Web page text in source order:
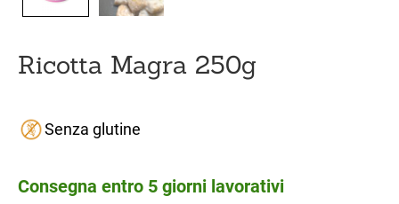
Ricotta Magra 250g
Senza glutine
Consegna entro 5 giorni lavorativi